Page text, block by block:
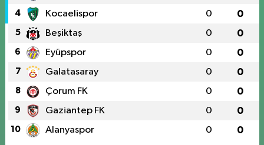
4 Kocaelispor 0 0
5 Beşiktaş 0 0
6 Eyüpspor 0 0
7 Galatasaray 0 0
8 Çorum FK 0 0
9 Gaziantep FK 0 0
10 Alanyaspor 0 0